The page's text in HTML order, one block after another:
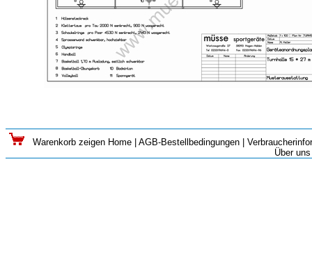
Warenkorb zeigen Home | AGB-Bestellbedingungen |
Über